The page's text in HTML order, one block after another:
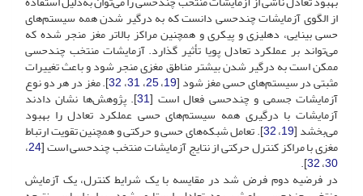
از الگوی آزمایشات چندحسی دانست که به درگیر شدن همه سیستم‌های
حسی بینایی‌، دهلیزی و پیکری و همچنین مراکز بالاتر مغز منجر شده که
می‌تواند بر عملکرد تعادل پویا تأثیر گذارد. آزمایشات منتخب چندحسی‌
ممکن است به درگیر شدن بیشتر مناطق مغزی منجر شود و باعث تغییرات
مثبتی در سیستم‌های حسی مغز شود [19،25،31،32]. مغز در هر دو نوع
آزمایشات جسمی و چندحسی فعال است ‌[31]. پژوهش‌ها نشان دادند
آزمایشات با درگیری همه سیستم‌های حسی عملکرد تعادل را بهبود
می‌بخشد [19،32]‌. ‌تعامل شبکه‌های حسی و حرکتی و همچنین تقویت ارتباط
مغزی با مراکز کنترل حرکتی از نتایج آزمایشات منتخب چندحسی است [24،
30،32
].
در فرضیه دوم فرض شد در مقایسه با یک شرایط کنترل، یک آزمایش